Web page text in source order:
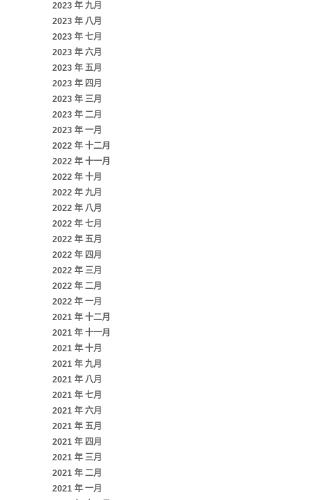
2023 年 九月
2023 年 八月
2023 年 七月
2023 年 六月
2023 年 五月
2023 年 四月
2023 年 三月
2023 年 二月
2023 年 一月
2022 年 十二月
2022 年 十一月
2022 年 十月
2022 年 九月
2022 年 八月
2022 年 七月
2022 年 五月
2022 年 四月
2022 年 三月
2022 年 二月
2022 年 一月
2021 年 十二月
2021 年 十一月
2021 年 十月
2021 年 九月
2021 年 八月
2021 年 七月
2021 年 六月
2021 年 五月
2021 年 四月
2021 年 三月
2021 年 二月
2021 年 一月